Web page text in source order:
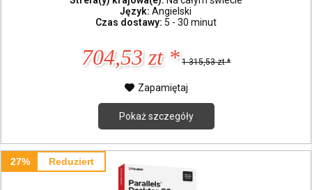
Język:Angielski
Czas dostawy: 5 - 30 minut
704,53 zt * 1 315,53 zt *
Zapamiętaj
Pokaż szczegóły
27% Reduziert